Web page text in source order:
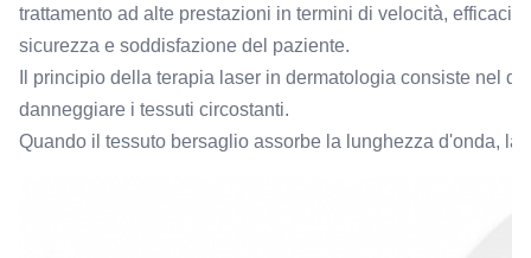
trattamento ad alte prestazioni in termini di velocità,
sicurezza e soddisfazione del paziente.
Il principio della terapia laser in dermatologia consiste nel
danneggiare i tessuti circostanti.
Quando il tessuto bersaglio assorbe la lunghezza d'onda, la